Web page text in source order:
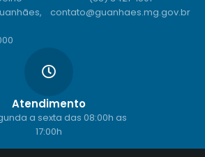
contato@guanhaes.mg.gov.br
Atendimento
a sexta das 08:00h as
17:00h